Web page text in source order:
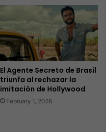
El Agente Secreto de Brasil
triunfa al rechazar la
imitación de Hollywood
February 1, 2026